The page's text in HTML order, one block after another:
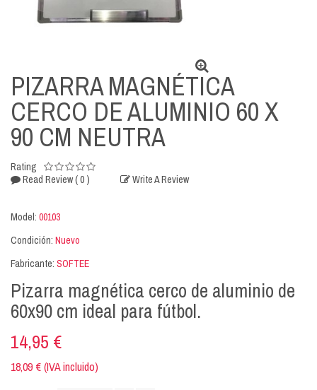
PIZARRA MAGNÉTICA
CERCO DE ALUMINIO 60 X
90 CM NEUTRA
Rating
Read Review( 0 ) Write A Review
Model: 00103
Condición: Nuevo
Fabricante: SOFTEE
Pizarra magnética cerco de aluminio de
60x90 cm ideal para fútbol.
14,95 €
18,09 € (IVA incluido)